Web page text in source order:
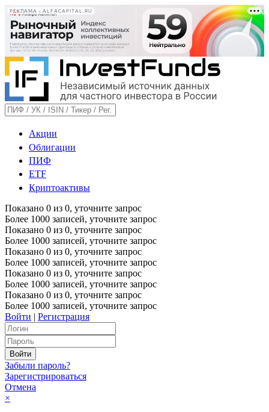
РЕКЛАМА • ALFACAPITAL.RU
Акции
Облигации
ПИФ
ETF
Криптоактивы
Показано 0 из 0, уточните запрос
Более 1000 записей, уточните запрос
Показано 0 из 0, уточните запрос
Более 1000 записей, уточните запрос
Показано 0 из 0, уточните запрос
Более 1000 записей, уточните запрос
Показано 0 из 0, уточните запрос
Более 1000 записей, уточните запрос
Показано 0 из 0, уточните запрос
Более 1000 записей, уточните запрос
Войти | Регистрация
Забыли пароль?
Зарегистрироваться
Отмена
×